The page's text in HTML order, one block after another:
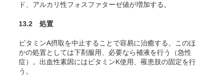
ド、アルカリ性フォスファターゼ値が増加する。
13.2 処置
ビタミンA摂取を中止することで容易に治癒する。このほ
かの処置としては下剤服用、必要なら補液を行う（急性
症）。出血性素因にはビタミンK使用、罹患肢の固定を行
う。